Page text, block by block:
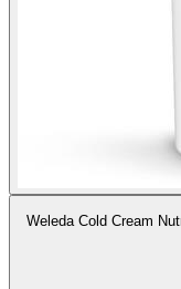
Weleda Cold Cream